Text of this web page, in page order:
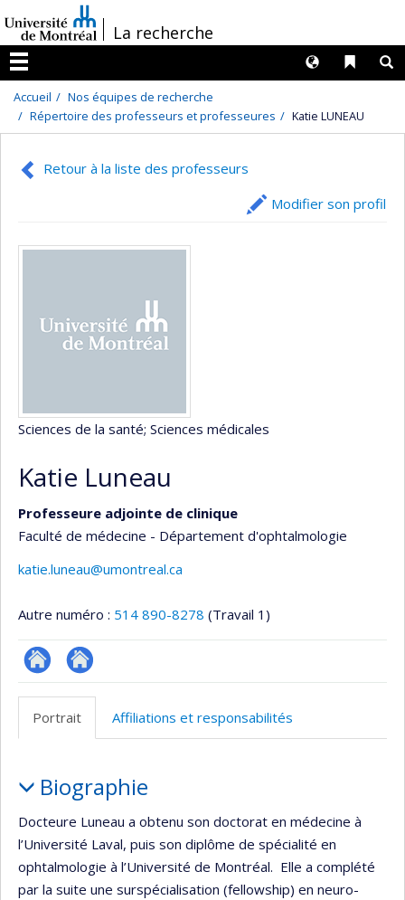
au
contenu
/La recherche
Menu
Liens
Langues
Accueil
Nos équipes de recherche
Répertoire des professeurs et professeures
Katie LUNEAU
Retour à la liste des professeurs
Modifier son profil
Sciences de la santé; Sciences médicales
Katie Luneau
Professeure adjointe de clinique
Faculté de médecine - Département d'ophtalmologie
katie.luneau@umontreal.ca
Autre numéro : 514 890-8278 (Travail 1)
ResearchGate
Site
recherche
Portrait Affiliations et responsabilités
Biographie
Docteure Luneau a obtenu son doctorat en médecine à
l’Université Laval, puis son diplôme de spécialité en
ophtalmologie à l’Université de Montréal. Elle a complété
par la suite une surspécialisation (fellowship) en neuro-